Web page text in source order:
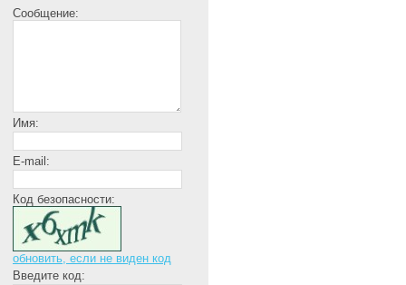
Сообщение:
Имя:
E-mail:
Код безопасности:
обновить, если не виден код
Введите код: